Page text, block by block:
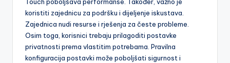
koristiti zajednicu za podršku i dijeljenje iskustava.
Zajednica nudi resurse i rješenja za česte probleme.
Osim toga, korisnici trebaju prilagoditi postavke
privatnosti prema vlastitim potrebama. Pravilna
konfiguracija postavki može poboljšati sigurnost i